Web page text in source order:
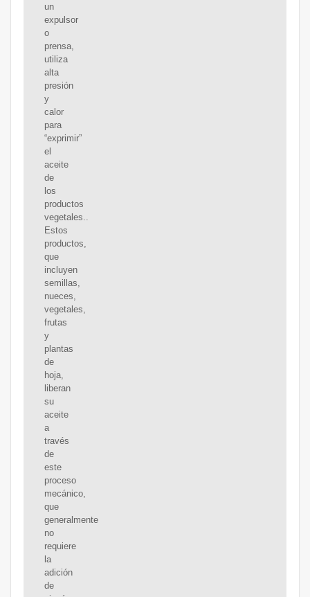
un
expulsor
o
prensa,
utiliza
alta
presión
y
calor
para
“exprimir”
el
aceite
de
los
productos
vegetales..
Estos
productos,
que
incluyen
semillas,
nueces,
vegetales,
frutas
y
plantas
de
hoja,
liberan
su
aceite
a
través
de
este
proceso
mecánico,
que
generalmente
no
requiere
la
adición
de